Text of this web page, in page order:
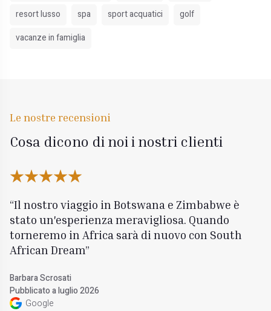
resort lusso
spa sport acquatici
golf
vacanze in famiglia
Le nostre recensioni
Cosa dicono di noi i nostri clienti
Il nostro viaggio in Botswana e Zimbabwe è
stato un'esperienza meravigliosa. Quando
torneremo in Africa sarà di nuovo con South
African Dream
Barbara Scrosati
Pubblicato a luglio 2026
Google